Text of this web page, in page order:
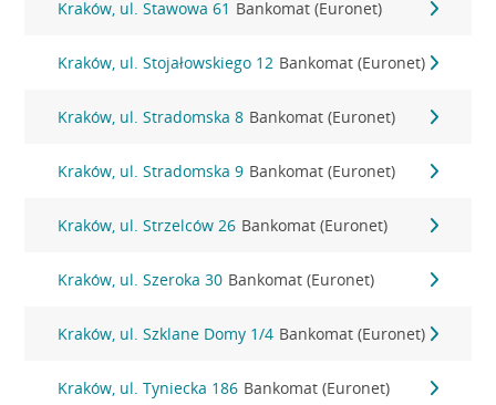
Kraków, ul. Stawowa 61 Bankomat (Euronet)
Kraków, ul. Stojałowskiego 12 Bankomat (Euronet)
Kraków, ul. Stradomska 8 Bankomat (Euronet)
Kraków, ul. Stradomska 9 Bankomat (Euronet)
Kraków, ul. Strzelców 26 Bankomat (Euronet)
Kraków, ul. Szeroka 30 Bankomat (Euronet)
Kraków, ul. Szklane Domy 1/4 Bankomat (Euronet)
Kraków, ul. Tyniecka 186 Bankomat (Euronet)